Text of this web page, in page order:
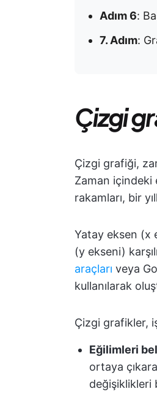
Adım 6:
7. Adım:
Çizgi
Çizgi grafiği,
Zaman içindeki
rakamları, bir
Yatay eksen (x
(y ekseni)
araçları veya
kullanılarak
Çizgi grafikler,
Eğilimleri
ortaya
değişiklikleri